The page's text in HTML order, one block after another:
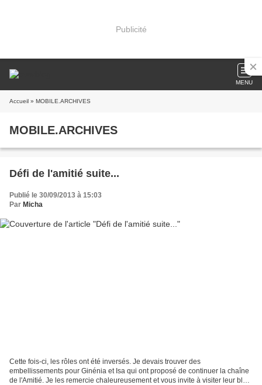
Publicité
MENU
Accueil » MOBILE.ARCHIVES
MOBILE.ARCHIVES
Défi de l'amitié suite...
Publié le 30/09/2013 à 15:03
Par Micha
Cette fois-ci, les rôles ont été inversés. Je devais trouver des
embellissements pour Ginénia et Isa qui ont proposé de continuer la chaîne
de l'Amitié. Je les remercie chaleureusement et vous invite à visiter leur blog.